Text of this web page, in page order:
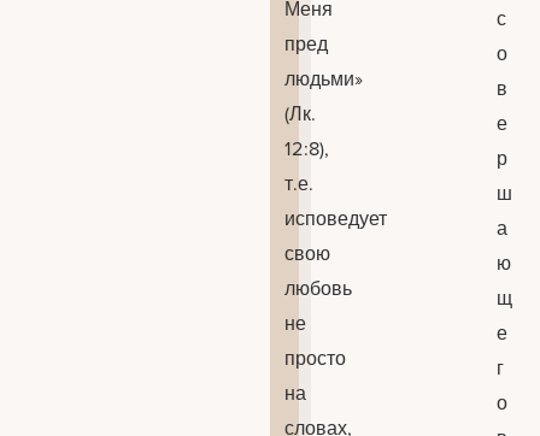
Меня
пред
людьми»
(Лк.
12:8),
т.е.
исповедует
свою
любовь
не
просто
на
словах,
с
о
в
е
р
ш
а
ю
щ
е
г
о